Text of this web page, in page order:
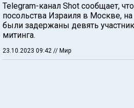
Telegram-канал Shot сообщает,
посольства Израиля в Москве,
были задержаны девять
митинга.
23.10.2023 09:42 // Мир